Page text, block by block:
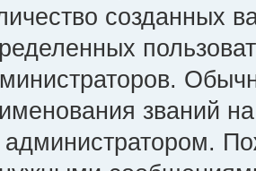
созданных
званий
администратором.